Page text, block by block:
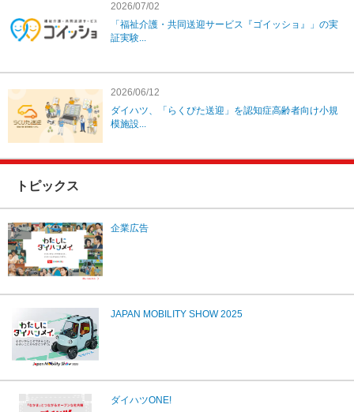
2026/07/02
「福祉介護・共同送迎サービス『ゴイッショ』」の実
証実験...
2026/06/12
ダイハツ、「らくぴた送迎」を認知症高齢者向け小規
模施設...
トピックス
企業広告
JAPAN MOBILITY SHOW 2025
ダイハツONE!